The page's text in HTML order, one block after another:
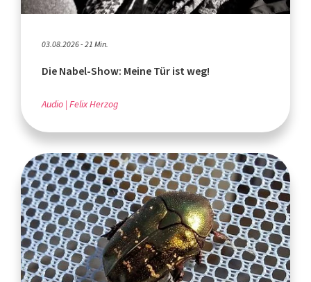
03.08.2026 - 21 Min.
Die Nabel-Show: Meine Tür ist weg!
Audio Felix Herzog